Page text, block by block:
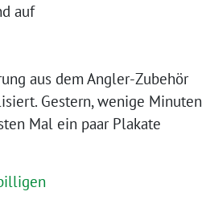
auf
aus dem Angler-Zubehör
Gestern, wenige Minuten
Mal ein paar Plakate